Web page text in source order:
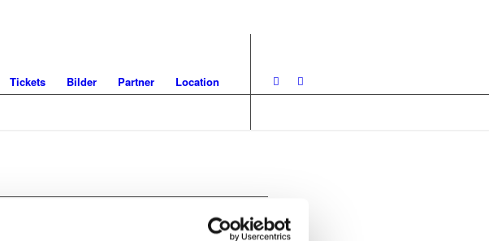
Tickets Bilder Partner Location